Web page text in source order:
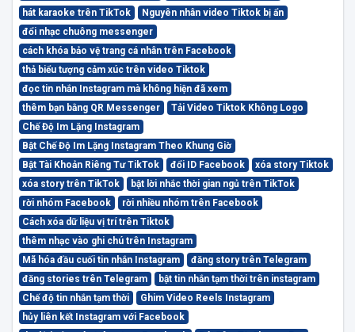
hát karaoke trên TikTok
Nguyên nhân video Tiktok bị ẩn
đổi nhạc chuông messenger
cách khóa bảo vệ trang cá nhân trên Facebook
thả biểu tượng cảm xúc trên video Tiktok
đọc tin nhắn Instagram mà không hiện đã xem
thêm bạn bằng QR Messenger
Tải Video Tiktok Không Logo
Chế Độ Im Lặng Instagram
Bật Chế Độ Im Lặng Instagram Theo Khung Giờ
Bật Tài Khoản Riêng Tư TikTok
đổi ID Facebook
xóa story Tiktok
xóa story trên TikTok
bật lời nhắc thời gian ngủ trên TikTok
rời nhóm Facebook
rời nhiều nhóm trên Facebook
Cách xóa dữ liệu vị trí trên Tiktok
thêm nhạc vào ghi chú trên Instagram
Mã hóa đầu cuối tin nhắn Instagram
đăng story trên Telegram
đăng stories trên Telegram
bật tin nhắn tạm thời trên instagram
Chế độ tin nhắn tạm thời
Ghim Video Reels Instagram
hủy liên kết Instagram với Facebook